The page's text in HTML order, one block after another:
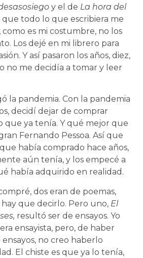
y el de La hora del
que todo lo que escribiera me
como es mi costumbre, no los
Los dejé en mi librero para
Y así pasaron los años, diez,
no me decidía a tomar y leer
la pandemia. Con la pandemia
decidí dejar de comprar
que ya tenía. Y qué mejor que
Fernando Pessoa. Así que
había comprado hace años,
aún tenía, y los empecé a
había adquirido en realidad.
dos eran de poemas,
hay que decirlo. Pero uno, El
resultó ser de ensayos. Yo
ensayista, pero, de haber
no creo haberlo
El chiste es que ya lo tenía,